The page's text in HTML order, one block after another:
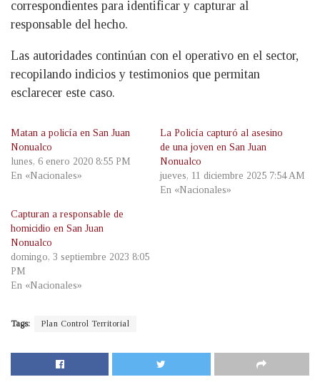
correspondientes para identificar y capturar al
responsable del hecho.
Las autoridades continúan con el operativo en el sector,
recopilando indicios y testimonios que permitan
esclarecer este caso.
Matan a policía en San Juan
Nonualco
lunes, 6 enero 2020 8:55 PM
En «Nacionales»
La Policía capturó al asesino
de una joven en San Juan
Nonualco
jueves, 11 diciembre 2025 7:54 AM
En «Nacionales»
Capturan a responsable de
homicidio en San Juan
Nonualco
domingo, 3 septiembre 2023 8:05
PM
En «Nacionales»
Tags: Plan Control Territorial